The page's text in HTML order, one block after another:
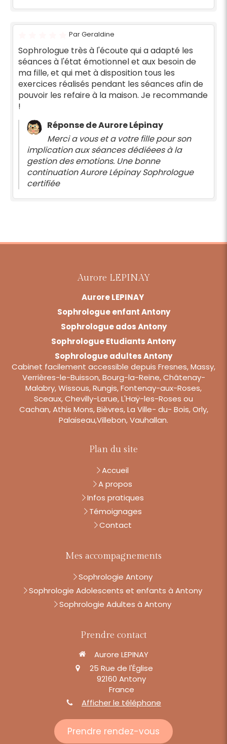
Par Geraldine
Sophrologue très à l'écoute qui a adapté les
séances à l'état émotionnel et aux besoin de
ma fille, et qui met à disposition tous les
exercices réalisés pendant les séances afin de
pouvoir les refaire à la maison. Je recommande
!
Réponse de Aurore Lépinay
Merci a vous et a votre fille pour son
implication aux séances dédiéees à la
gestion des emotions. Une bonne
continuation Aurore Lépinay Sophrologue
certifiée
Aurore LEPINAY
Aurore LEPINAY
Sophrologue enfant Antony
Sophrologue ados Antony
Sophrologue Etudiants Antony
Sophrologue adultes Antony
Cabinet facilement accessible depuis Fresnes, Massy,
Verrières-le-Buisson, Bourg-la-Reine, Châtenay-
Malabry, Wissous, Rungis, Fontenay-aux-Roses,
Sceaux, Chevilly-Larue, L'Haÿ-les-Roses ou
Cachan, Athis Mons, Bièvres, La Ville- du- Bois, Orly,
Palaiseau,Villebon, Vauhallan.
Plan du site
Accueil
A propos
Infos pratiques
Témoignages
Contact
Mes accompagnements
Sophrologie Antony
Sophrologie Adolescents et enfants à Antony
Sophrologie Adultes à Antony
Prendre contact
Aurore LEPINAY
25 Rue de l'Église
92160 Antony
France
Afficher le téléphone
Prendre rendez-vous